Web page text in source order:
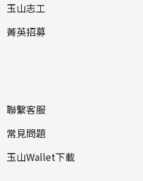
玉山志工
菁英招募
聯繫客服
常見問題
玉山Wallet下載